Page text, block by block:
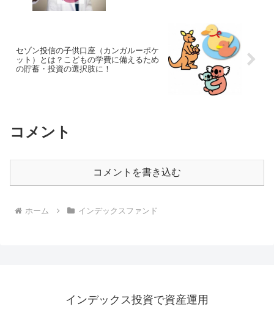
セゾン投信の子供口座（カンガルーポケ
ット）とは？こどもの学費に備えるため
の貯蓄・投資の選択肢に！
コメント
コメントを書き込む
ホーム インデックスファンド
インデックス投資で資産運用